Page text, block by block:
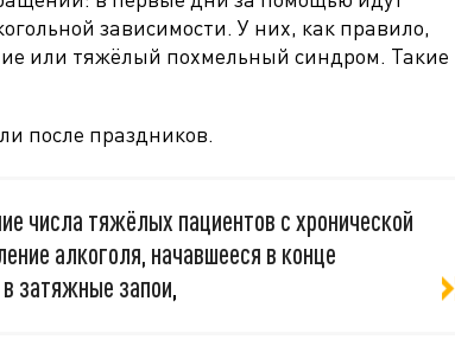
зависимости. У них, как правило,
или тяжёлый похмельный синдром. Такие
после праздников.
числа тяжёлых пациентов с хронической
алкоголя, начавшееся в конце
затяжные запои,